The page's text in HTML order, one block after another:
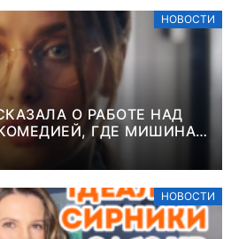
НОВОСТИ
О РАБОТЕ НАД
ГДЕ МИШИНА В
НОВОСТИ